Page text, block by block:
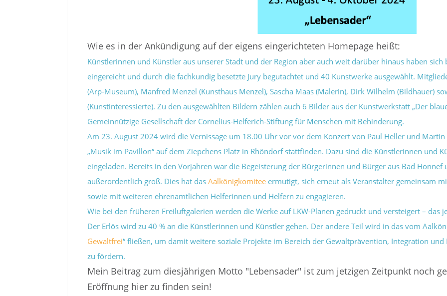
Wie es in der Ankündigung auf der eigens eingerichteten Homepage heißt:
Künstlerinnen und Künstler aus unserer Stadt und der Region aber auch weit darüber hinaus haben
eingereicht und durch die fachkundig besetzte Jury begutachtet und 40 Kunstwerke ausgewählt.
(Arp-Museum), Manfred Menzel (Kunsthaus Menzel), Sascha Maas (Malerin), Dirk Wilhelm (Bildhauer)
(Kunstinteressierte). Zu den ausgewählten Bildern zählen auch 6 Bilder aus der Kunstwerkstatt „Der
Gemeinnützige Gesellschaft der Cornelius-Helferich-Stiftung für Menschen mit Behinderung.
Am 23. August 2024 wird die Vernissage um 18.00 Uhr vor vor dem Konzert von Paul Heller und Martin
„Musik im Pavillon“ auf dem Ziepchens Platz in Rhöndorf stattfinden. Dazu sind die Künstlerinnen und
eingeladen. Bereits in den Vorjahren war die Begeisterung der Bürgerinnen und Bürger aus Bad Honnef
außerordentlich groß. Dies hat das Aalkönigkomitee ermutigt, sich erneut als Veranstalter gemeinsam
sowie mit weiteren ehrenamtlichen Helferinnen und Helfern zu engagieren.
Wie bei den früheren Freiluftgalerien werden die Werke auf LKW-Planen gedruckt und versteigert – das
Der Erlös wird zu 40 % an die Künstlerinnen und Künstler gehen. Der andere Teil wird in das vom
Gewaltfrei“ fließen, um damit weitere soziale Projekte im Bereich der Gewaltprävention, Integration
zu fördern.
Mein Beitrag zum diesjährigen Motto "Lebensader" ist zum jetzigen Zeitpunkt noch
Eröffnung hier zu finden sein!